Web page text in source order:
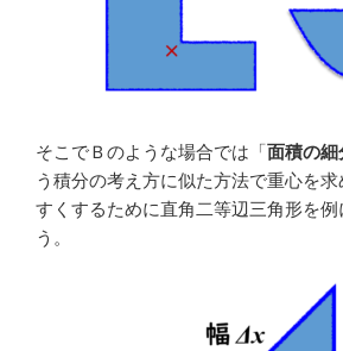
そこでＢのような場合では「面積の細
う積分の考え方に似た方法で重心を
すくするために直角二等辺三角形を例
う。